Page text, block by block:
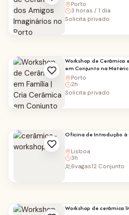
Porto
3 horas / 1 dia
Solicita privado
Workshop de Cerâmica
em Conjunto na
Porto
2h
Solicita privado
Oficina de Introdução à
Lisboa
3h
6vagas12 Conjunto
Workshop de cerâmica